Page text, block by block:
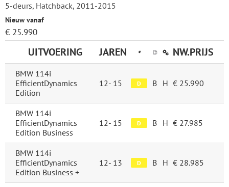
5-deurs, Hatchback, 2011-2015
Nieuw vanaf
€ 25.990
UITVOERING JAREN NW.PRIJS
BMW 114i
EfficientDynamics
Edition
12- 15 D B H € 25.990
BMW 114i
EfficientDynamics
Edition Business
12- 15 D B H € 27.985
BMW 114i
EfficientDynamics
Edition Business +
12- 13 D B H € 28.985